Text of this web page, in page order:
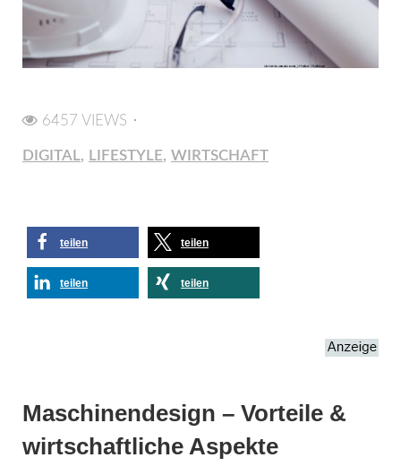
6457 VIEWS
DIGITAL LIFESTYLE WIRTSCHAFT
teilen teilen
teilen teilen
Maschinendesign – Vorteile &
wirtschaftliche Aspekte